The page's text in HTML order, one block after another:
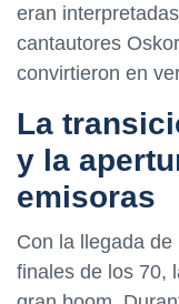
eran
cantautores
convirtieron en
La
y la
emisoras
Con la llegada
finales de los 70,